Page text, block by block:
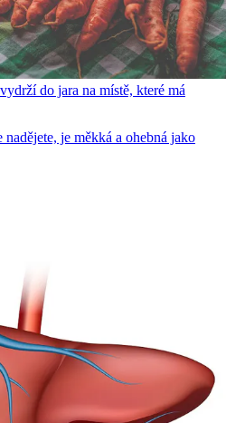
do jara na místě, které má
je měkká a ohebná jako